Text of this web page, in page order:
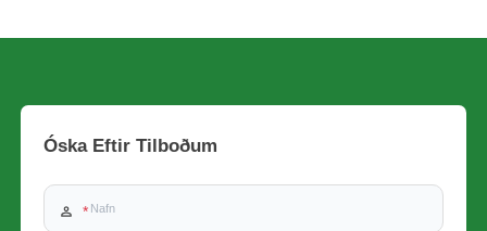
Óska Eftir Tilboðum